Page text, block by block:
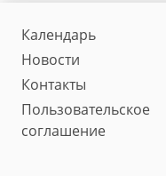
Календарь
Новости
Контакты
Пользовательское
соглашение